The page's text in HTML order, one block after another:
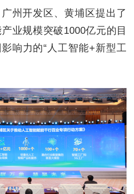
开发区、黄埔区提出了
业规模突破1000亿元的目
响力的“人工智能+新型工